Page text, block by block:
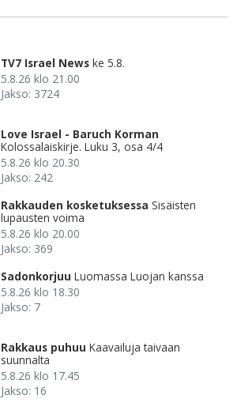
TV7 Israel News ke 5.8.
5.8.26 klo 21.00
Jakso: 3724
Love Israel - Baruch Korman
Kolossalaiskirje. Luku 3, osa 4/4
5.8.26 klo 20.30
Jakso: 242
Rakkauden kosketuksessa Sisäisten
lupausten voima
5.8.26 klo 20.00
Jakso: 369
Sadonkorjuu Luomassa Luojan kanssa
5.8.26 klo 18.30
Jakso: 7
Rakkaus puhuu Kaavailuja taivaan
suunnalta
5.8.26 klo 17.45
Jakso: 16